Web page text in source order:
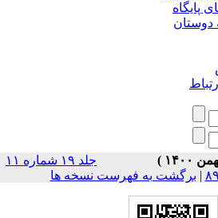
جلد ۱۹ شماره ۱۱
| برگشت به فهرست نسخه ها